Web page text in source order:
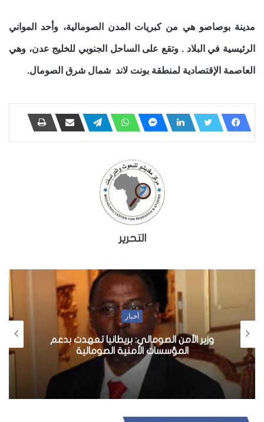
مدينة بوصاصو هي من كبريات المدن الصومالية، وأحد المواني
الرئيسية في البلاد . وتقع على الساحل الجنوبي للخليج عدن، وهي
العاصمة الإقتصادية لمنطقة بونت لاند شمال شرق الصومال.
التحرير
أخبار
وزير الأمن الصومالي: بريطانيا تعهدت بدعم
المؤسسات الأمنية الصومالية